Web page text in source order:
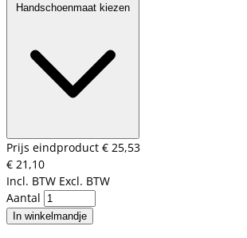
Handschoenmaat kiezen
Prijs eindproduct € 25,53
€ 21,10
Incl. BTW Excl. BTW
Aantal
In winkelmandje